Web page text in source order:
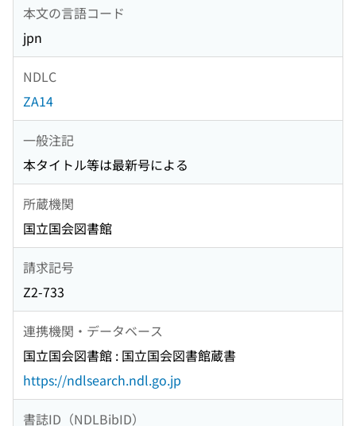
本文の言語コード
jpn
NDLC
ZA14
一般注記
本タイトル等は最新号による
所蔵機関
国立国会図書館
請求記号
Z2-733
連携機関・データベース
国立国会図書館 : 国立国会図書館蔵書
https://ndlsearch.ndl.go.jp
書誌ID（NDLBibID）